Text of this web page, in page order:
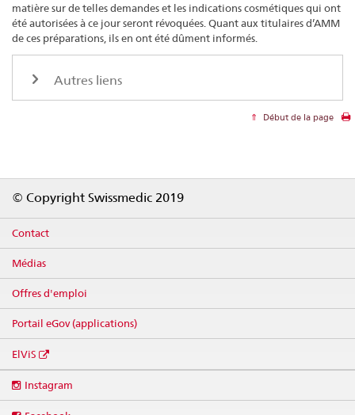
matière sur de telles demandes et les indications cosmétiques qui ont
été autorisées à ce jour seront révoquées. Quant aux titulaires d’AMM
de ces préparations, ils en ont été dûment informés.
Autres liens
Début de la page
© Copyright Swissmedic 2019
Contact
Médias
Offres d'emploi
Portail eGov (applications)
ElViS
media
Instagram